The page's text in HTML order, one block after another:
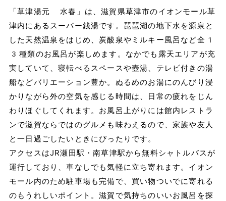
「草津湯元 水春」は、滋賀県草津市のイオンモール草
津内にあるスーパー銭湯です。琵琶湖の地下水を源泉と
した天然温泉をはじめ、炭酸泉やミルキー風呂など全1
3種類のお風呂が楽しめます。なかでも露天エリアが充
実していて、寝転べるスペースや壺湯、テレビ付きの湯
船などバリエーション豊か。ぬるめのお湯にのんびり浸
かりながら外の空気を感じる時間は、日常の疲れをじん
わりほぐしてくれます。お風呂上がりには館内レストラ
ンで滋賀ならではのグルメも味わえるので、家族や友人
と一日過ごしたいときにぴったりです。
アクセスはJR瀬田駅・南草津駅から無料シャトルバスが
運行しており、車なしでも気軽に立ち寄れます。イオン
モール内のため駐車場も完備で、買い物ついでに寄れる
のもうれしいポイント。滋賀で気持ちのいいお風呂を探